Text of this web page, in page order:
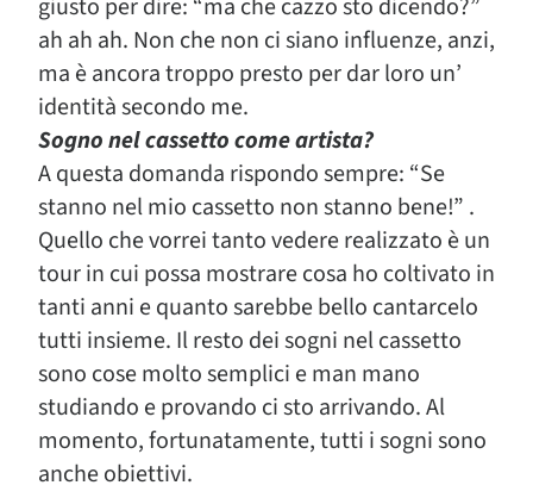
giusto per dire: “ma che cazzo sto dicendo?”
ah ah ah. Non che non ci siano influenze, anzi,
ma è ancora troppo presto per dar loro un’
identità secondo me.
Sogno nel cassetto come artista?
A questa domanda rispondo sempre: “Se
stanno nel mio cassetto non stanno bene!” .
Quello che vorrei tanto vedere realizzato è un
tour in cui possa mostrare cosa ho coltivato in
tanti anni e quanto sarebbe bello cantarcelo
tutti insieme. Il resto dei sogni nel cassetto
sono cose molto semplici e man mano
studiando e provando ci sto arrivando. Al
momento, fortunatamente, tutti i sogni sono
anche obiettivi.